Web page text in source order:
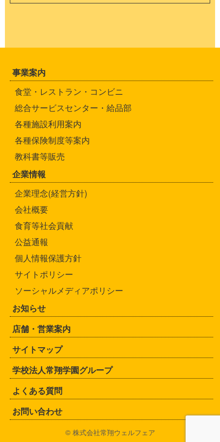
事業案内
食堂・レストラン・コンビニ
総合サービスセンター・給品部
各種施設利用案内
各種保険制度等案内
教科書等販売
企業情報
企業理念(経営方針)
会社概要
食育等社会貢献
公益通報
個人情報保護方針
サイトポリシー
ソーシャルメディアポリシー
お知らせ
店舗・営業案内
サイトマップ
学校法人常翔学園グループ
よくある質問
お問い合わせ
© 株式会社常翔ウェルフェア